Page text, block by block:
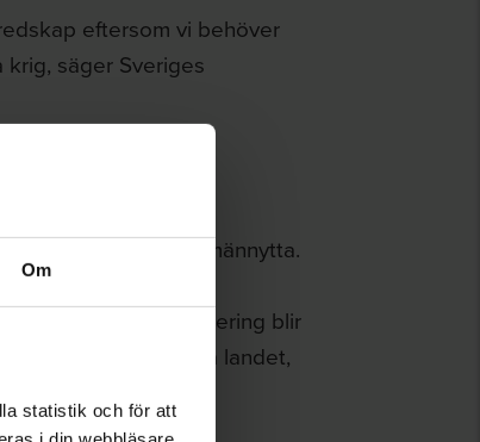
Om
statistik och för att
eftersom vi behöver
säger Sveriges
i Sveriges Allmännytta.
och beredskapsplanering blir
människor i hela landet,